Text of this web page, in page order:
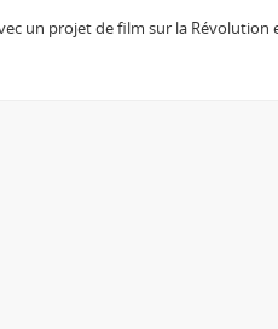
un projet de film sur la Révolution